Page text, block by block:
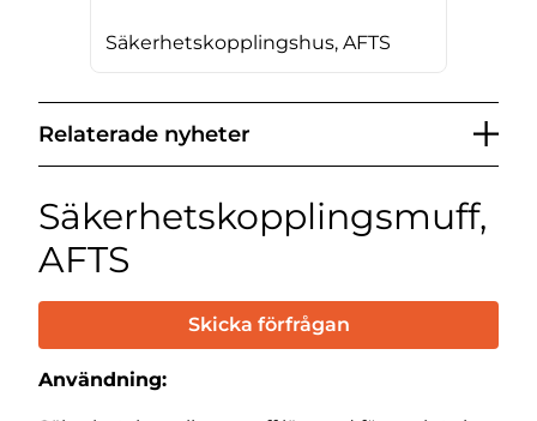
Säkerhetskopplingshus, AFTS
Relaterade nyheter
Säkerhetskopplingsmuff,
AFTS
Skicka förfrågan
Användning: